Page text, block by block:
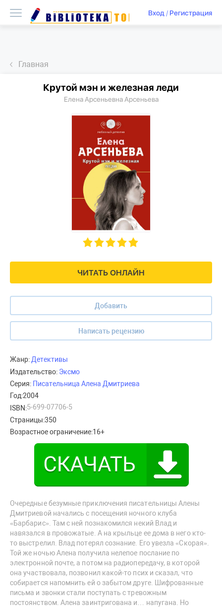
Вход/ Регистрация
Главная
ЧИТАТЬ ОНЛАЙН
Добавить
Написать рецензию
Крутой мэн и железная леди
Елена Арсеньевна Арсеньева
Жанр:Детективы
Издательство: Эксмо
Серия: Писательница Алена Дмитриева
Год:2004
ISBN:5-699-07706-5
Страницы:350
Возрастное ограничение:16+
Очередные безумные приключения писательницы Алены
Дмитриевой начались с посещения ночного клуба
«Барбарис». Там с ней познакомился некий Влад и
навязался в провожатые. А на крыльце ее дома в него кто-
то выстрелил. Влад потерял сознание. Его увезла «Скорая».
Той же ночью Алена получила нелепое послание по
электронной почте, а потом на радиопередачу, в которой
она участвовала, позвонил какой-то псих и сказал, что
собирается напомнить ей о забытом друге. Шифрованные
письма и звонки стали поступать с тревожным
постоянством. Алена заинтригована и… напугана. Но